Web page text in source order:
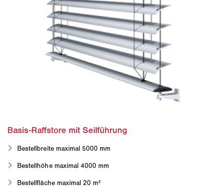
Bestellbreite maximal 5000 mm
Bestellhöhe maximal 4000 mm
Bestellfläche maximal 20 m²